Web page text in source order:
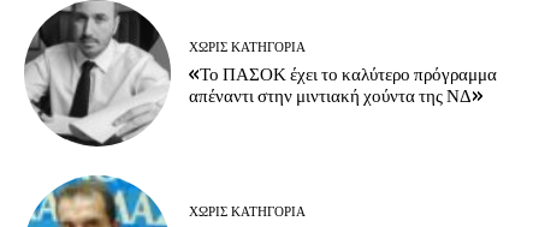
ΧΩΡΊΣ ΚΑΤΗΓΟΡΊΑ
«Το ΠΑΣΟΚ έχει το καλύτερο πρόγραμμα
απέναντι στην μιντιακή χούντα της ΝΔ»
ΧΩΡΊΣ ΚΑΤΗΓΟΡΊΑ